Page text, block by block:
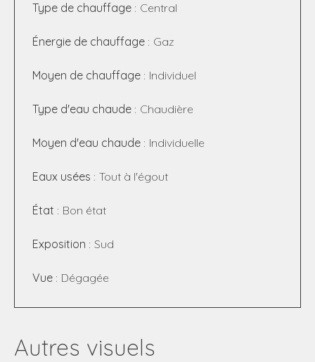
Type de chauffage Central
Énergie de chauffage Gaz
Moyen de chauffage Individuel
Type d'eau chaude Chaudière
Moyen d'eau chaude Individuelle
Eaux usées Tout à l'égout
État Bon état
Exposition Sud
Vue Dégagée
Autres visuels